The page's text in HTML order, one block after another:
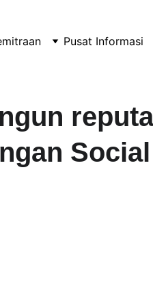
Pusat Informasi